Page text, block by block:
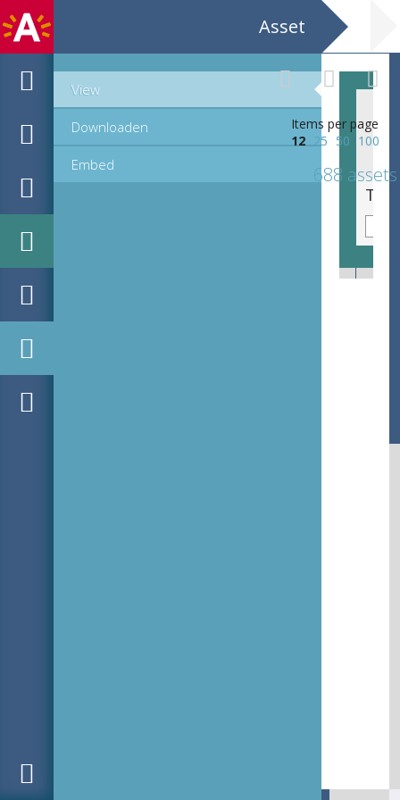
Asset
View
Downloaden
Embed
Items per page
12
25 50 100
688 assets